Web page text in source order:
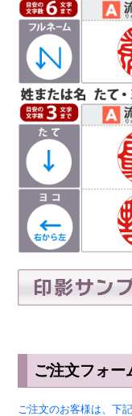
に収めます。
ご注文フォー
ご注文のお客様は、下